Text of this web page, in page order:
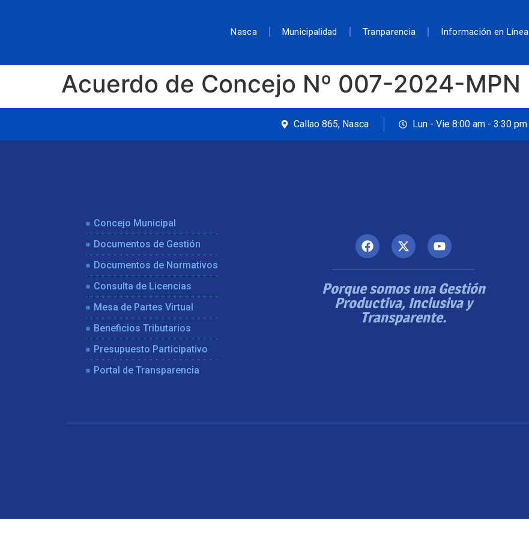
Nasca Municipalidad Tranparencia Información en Línea
Acuerdo de Concejo Nº 007-2024-MPN
Callao 865, Nasca Lun - Vie 8:00 am - 3:30 pm
Concejo Municipal
Documentos de Gestión
Documentos de Normativos
Consulta de Licencias
Mesa de Partes Virtual
Beneficios Tributarios
Presupuesto Participativo
Portal de Transparencia
Porque somos una Gestión
Productiva, Inclusiva y
Transparente.